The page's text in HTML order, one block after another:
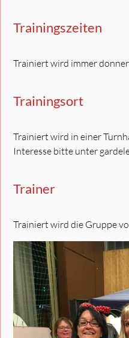
Trainingszeiten
Trainiert wird immer
Trainingsort
Trainiert wird in einer
Interesse bitte unter
Trainer
Trainiert wird die Gruppe